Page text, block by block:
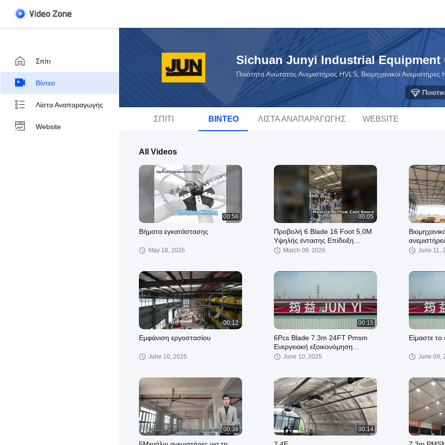
Σπίτι
Βίντεο
Λίστα Αναπαραγωγής
Website
Sichuan Junyi Industrial Equipment
Ποιότητα Ανώτατος Ανεμιστήρας HVLS, Βιομηχανικοί
ΣΠΊΤΙ ΒΊΝΤΕΟ ΛΊΣΤΑ ΑΝΑΠΑΡΑΓΩΓΉΣ WEBSITE
All Videos
00:56
Βήματα εγκατάστασης
May 18, 2026
00:05
Προβολή 6 Blade 16 Foot 5,0M
Υψηλής έντασης Επίδειξη
ανεμιστήρων χαμηλής ταχύτητας
March 09, 2026
στοJune 11,
00:12
Εμφάνιση εργοστασίου
June 10, 2025
00:15
6Pcs Blade 7.3m 24FT Pmsm
Ενεργειακή εξοικονόμηση
Βιομηχανικός ανεμιστήρας για
June 10, 2025
Είμαστε
June 09,
00:36 00:14